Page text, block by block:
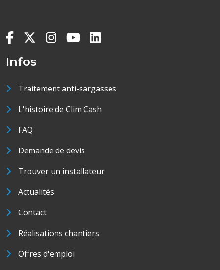
Infos
Traitement anti-sargasses
L'histoire de Clim Cash
FAQ
Demande de devis
Trouver un installateur
Actualités
Contact
Réalisations chantiers
Offres d'emploi